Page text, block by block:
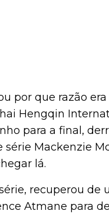
por que razão
Hengqin
para a final,
série Mackenzie
lá.
recuperou de
Atmane para